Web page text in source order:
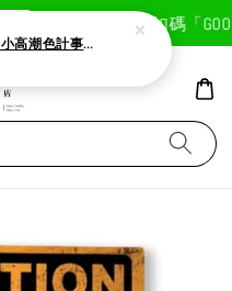
首次註冊輸入折扣碼「
好好閱讀T｜いくいく小高潮色計事務所X好好生活書店聯名款